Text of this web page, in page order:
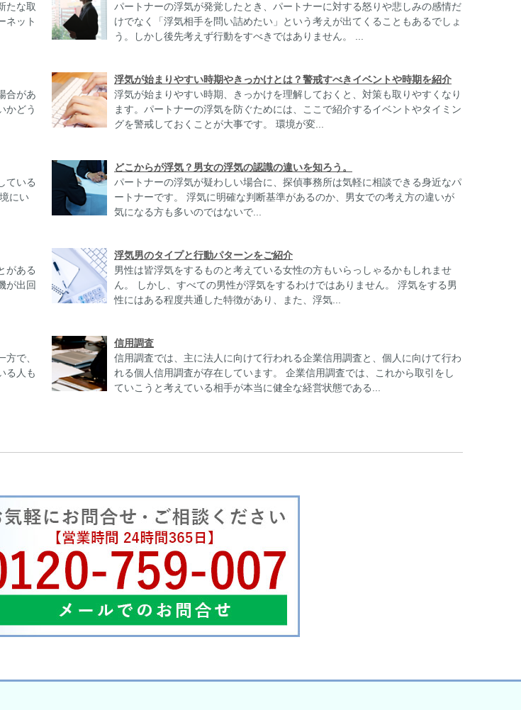
たな取
ネット
パートナーの浮気が発覚したとき、パートナーに対する怒りや悲しみの感情だ
けでなく「浮気相手を問い詰めたい」という考えが出てくることもあるでしょ
う。しかし後先考えず行動をすべきではありません。 ...
合があ
かどう
浮気が始まりやすい時期やきっかけとは？警戒すべきイベントや時期を紹介
浮気が始まりやすい時期、きっかけを理解しておくと、対策も取りやすくなり
ます。パートナーの浮気を防ぐためには、ここで紹介するイベントやタイミン
グを警戒しておくことが大事です。 環境が変...
ている
にい
どこからが浮気？男女の浮気の認識の違いを知ろう。
パートナーの浮気が疑わしい場合に、探偵事務所は気軽に相談できる身近なパ
ートナーです。 浮気に明確な判断基準があるのか、男女での考え方の違いが
気になる方も多いのではないで...
がある
が出回
浮気男のタイプと行動パターンをご紹介
男性は皆浮気をするものと考えている女性の方もいらっしゃるかもしれませ
ん。 しかし、すべての男性が浮気をするわけではありません。 浮気をする男
性にはある程度共通した特徴があり、また、浮気...
で、
る人も
信用調査
信用調査では、主に法人に向けて行われる企業信用調査と、個人に向けて行わ
れる個人信用調査が存在しています。 企業信用調査では、これから取引をし
ていこうと考えている相手が本当に健全な経営状態である...